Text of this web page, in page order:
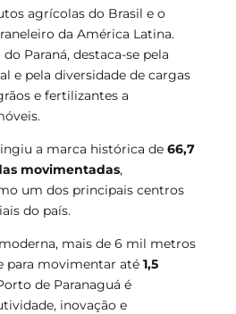
agrícolas do Brasil e o
da América Latina.
Paraná, destaca-se pela
e pela diversidade de cargas
e fertilizantes a
a marca histórica de 66,7
movimentadas,
um dos principais centros
do país.
mais de 6 mil metros
para movimentar até 1,5
de Paranaguá é
inovação e